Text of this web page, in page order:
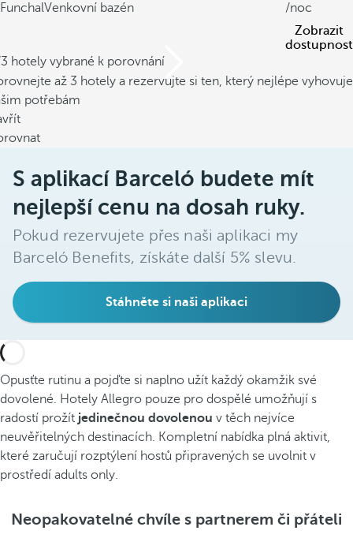
FunchalVenkovní bazén
/noc
Zobrazit
dostupnost
hotely vybrané k porovnání
až 3 hotely a rezervujte si ten, který nejlépe vyhovuje
potřebám
S aplikací Barceló budete mít
nejlepší cenu na dosah ruky.
Pokud rezervujete přes naši aplikaci my
Barceló Benefits, získáte další 5% slevu.
Stáhněte si naši aplikaci
Opusťte rutinu a pojďte si naplno užít každý okamžik své
dovolené. Hotely Allegro pouze pro dospělé umožňují s
radostí prožít jedinečnou dovolenou v těch nejvíce
neuvěřitelných destinacích. Kompletní nabídka plná aktivit,
které zaručují rozptýlení hostů připravených se uvolnit v
prostředí adults only.
Neopakovatelné chvíle s partnerem či přáteli